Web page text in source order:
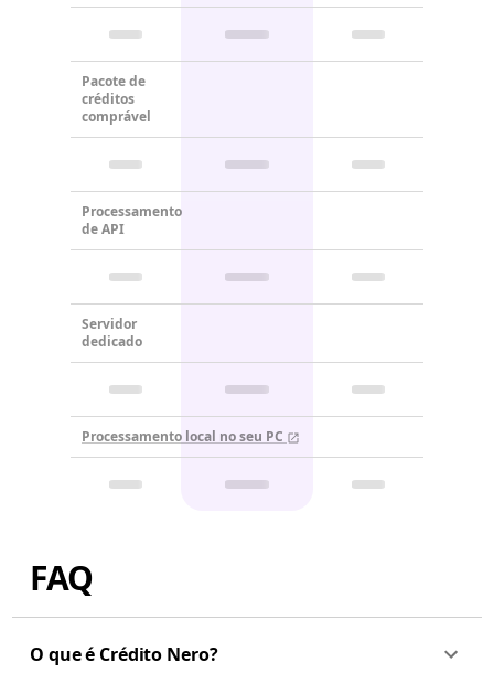
Pacote de
créditos
comprável
Processamento
de API
Servidor
dedicado
Processamento local no seu PC
FAQ
O que é Crédito Nero?